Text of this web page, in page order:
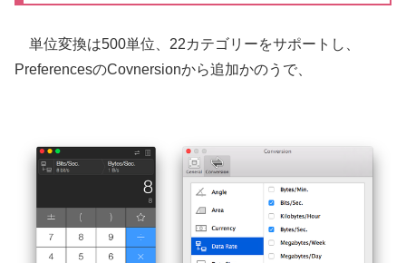
単位変換は500単位、22カテゴリーをサポートし、
PreferencesのCovnersionから追加かのうで、